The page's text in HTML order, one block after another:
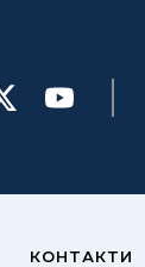
КОНТАКТИ